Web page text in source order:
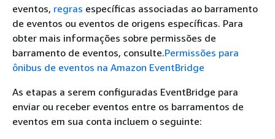
eventos, regras específicas associadas ao barramento
de eventos ou eventos de origens específicas. Para
obter mais informações sobre permissões de
barramento de eventos, consulte.Permissões para
ônibus de eventos na Amazon EventBridge
As etapas a serem configuradas EventBridge para
enviar ou receber eventos entre os barramentos de
eventos em sua conta incluem o seguinte: